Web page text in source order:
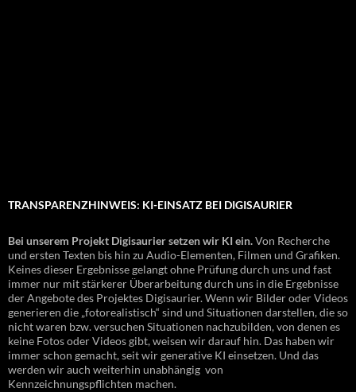
TRANSPARENZHINWEIS: KI-EINSATZ BEI DIGISAURIER
Bei unserem Projekt Digisaurier setzen wir KI ein.Von Recherche
und ersten Texten bis hin zu Audio-Elementen, Filmen und Grafiken.
Keines dieser Ergebnisse gelangt ohne Prüfung durch uns und fast
immer nur mit stärkerer Überarbeitung durch uns in die Ergebnisse
der Angebote des Projektes Digisaurier. Wenn wir Bilder oder Videos
generieren die „fotorealistisch“ sind und Situationen darstellen, die so
nicht waren bzw. versuchen Situationen nachzubilden, von denen es
keine Fotos oder Videos gibt, weisen wir darauf hin. Das haben wir
immer schon gemacht, seit wir generative KI einsetzen. Und das
werden wir auch weiterhin unabhängig von
Kennzeichnungspflichten machen.